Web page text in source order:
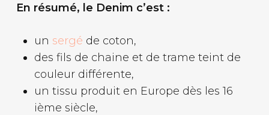
En résumé, le Denim c’est :
un sergé de coton,
des fils de chaine et de trame teint de
couleur différente,
un tissu produit en Europe dès les 16
ième siècle,